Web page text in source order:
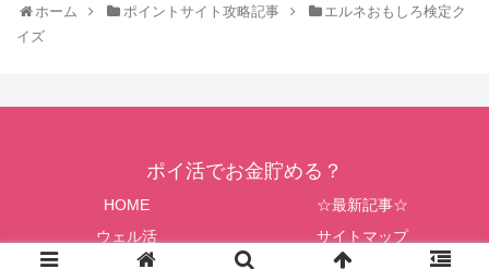
ホーム ポイントサイト攻略記事
エルネおもしろ検定ク
イズ
ポイ活でお金貯める？
HOME
☆最新記事☆
ウェル活
サイトマップ